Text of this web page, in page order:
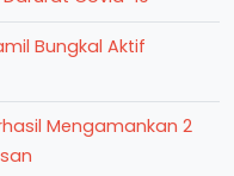
Bungkal Aktif
Mengamankan 2